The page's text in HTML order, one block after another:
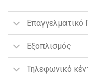
Εξοπλισμός
Τηλεφωνικό